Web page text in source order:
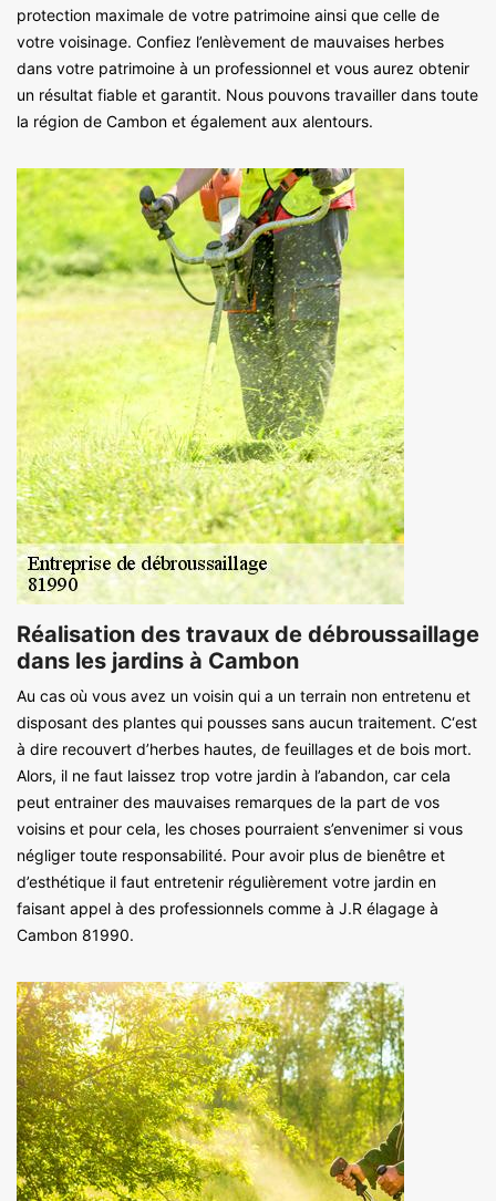
protection maximale de votre patrimoine ainsi que celle de
votre voisinage. Confiez l’enlèvement de mauvaises herbes
dans votre patrimoine à un professionnel et vous aurez obtenir
un résultat fiable et garantit. Nous pouvons travailler dans toute
la région de Cambon et également aux alentours.
Réalisation des travaux de débroussaillage
dans les jardins à Cambon
Au cas où vous avez un voisin qui a un terrain non entretenu et
disposant des plantes qui pousses sans aucun traitement. C‘est
à dire recouvert d’herbes hautes, de feuillages et de bois mort.
Alors, il ne faut laissez trop votre jardin à l’abandon, car cela
peut entrainer des mauvaises remarques de la part de vos
voisins et pour cela, les choses pourraient s’envenimer si vous
négliger toute responsabilité. Pour avoir plus de bienêtre et
d’esthétique il faut entretenir régulièrement votre jardin en
faisant appel à des professionnels comme à J.R élagage à
Cambon 81990.